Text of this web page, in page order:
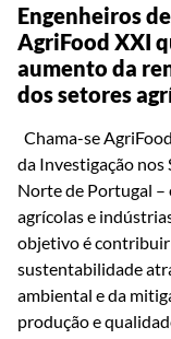
Engenheiros
AgriFood XXI
aumento da
dos setores
Chama-se
da Investigação nos
Norte de Portugal –
agrícolas e
objetivo é
sustentabilidade
ambiental e da
produção e